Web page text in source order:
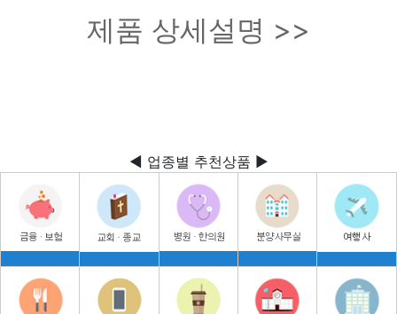
제품 상세설명 >>
◀ 업종별 추천상품 ▶